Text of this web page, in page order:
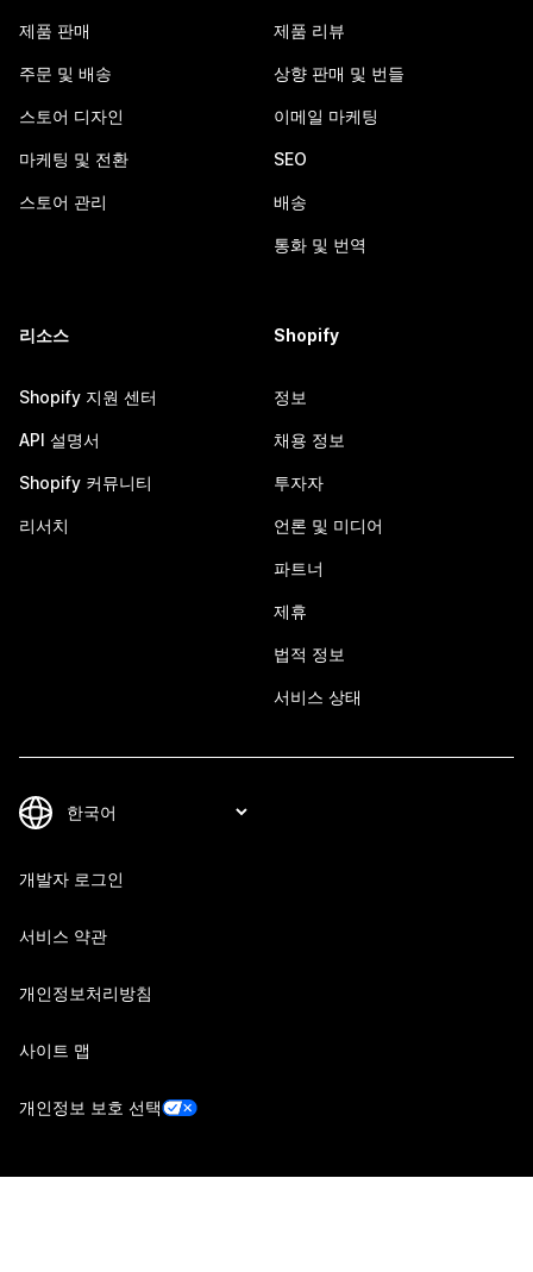
제품 판매
주문 및 배송
스토어 디자인
마케팅 및 전환
스토어 관리
제품 리뷰
상향 판매 및 번들
이메일 마케팅
SEO
배송
통화 및 번역
리소스
Shopify 지원 센터
API 설명서
Shopify 커뮤니티
리서치
Shopify
정보
채용 정보
투자자
언론 및 미디어
파트너
제휴
법적 정보
서비스 상태
개발자 로그인
서비스 약관
개인정보처리방침
사이트 맵
개인정보 보호 선택